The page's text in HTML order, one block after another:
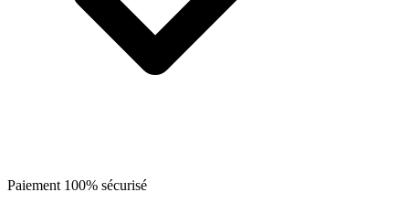
Paiement 100% sécurisé